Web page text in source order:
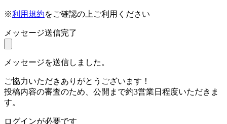
※利用規約をご確認の上ご利用ください
メッセージ送信完了
メッセージを送信しました。
ご協力いただきありがとうございます！
投稿内容の審査のため、公開まで約3営業日程度いただきま
す。
ログインが必要です